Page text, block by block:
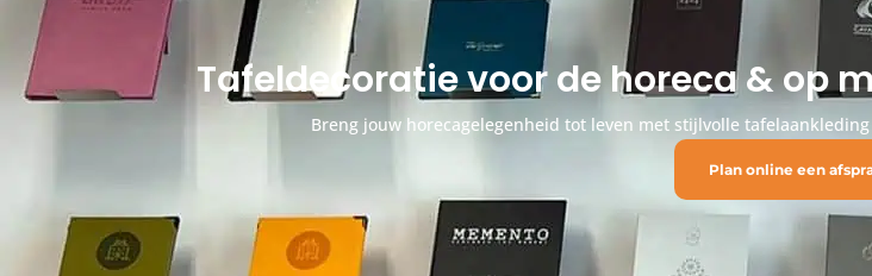
Tafeldecoratie voor de horeca & op
Breng jouw horecagelegenheid tot leven met stijlvolle
Plan online een